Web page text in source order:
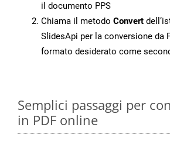
il documento PPS
Chiama il metodo Convert
SlidesApi per la conversione da
formato desiderato come
Semplici passaggi per
in PDF online